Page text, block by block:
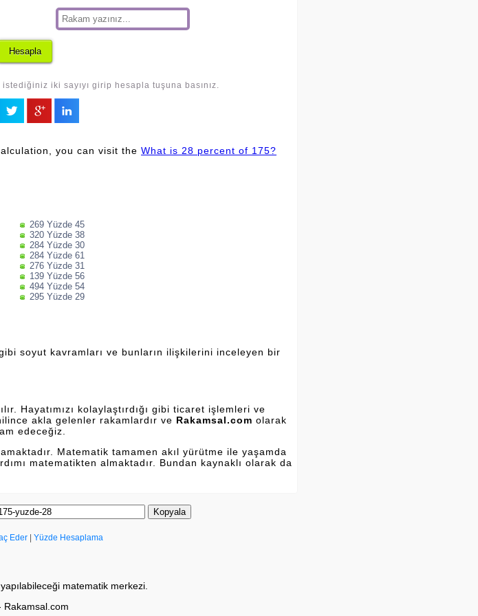
iki sayıyı girip hesapla tuşuna basınız.
you can visit the What is 28 percent of 175?
269 Yüzde 45
320 Yüzde 38
284 Yüzde 30
284 Yüzde 61
276 Yüzde 31
139 Yüzde 56
494 Yüzde 54
295 Yüzde 29
soyut kavramları ve bunların ilişkilerini inceleyen bir
Hayatımızı kolaylaştırdığı gibi ticaret işlemleri ve
akla gelenler rakamlardır ve Rakamsal.com olarak
edeceğiz.
Matematik tamamen akıl yürütme ile yaşamda
matematikten almaktadır. Bundan kaynaklı olarak da
Kopyala
Eder Yüzde Hesaplama
matematik merkezi.
Rakamsal.com